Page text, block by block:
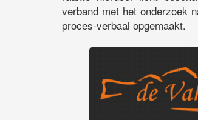
verband met het onderzoek
proces-verbaal opgemaakt.